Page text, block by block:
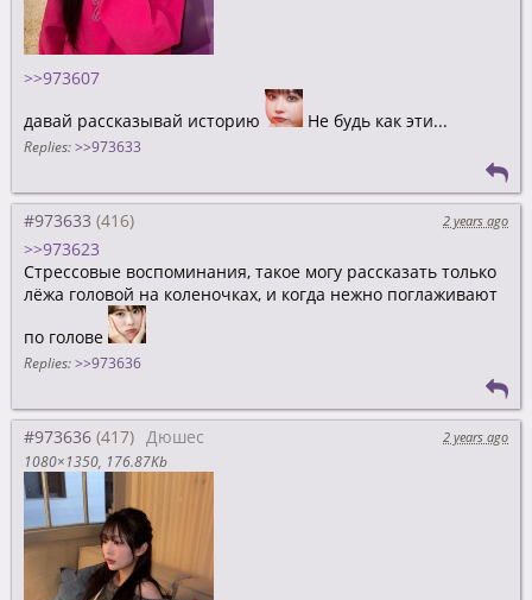
>>973607
давай рассказывай историю
Не будь как эти...
Replies: >>973633
#973633 2 years ago
>>973623
Стрессовые воспоминания, такое могу рассказать только
лёжа головой на коленочках, и когда нежно поглаживают
по голове
Replies: >>973636
#973636 Дюшес
2 years ago
1080×1350 176.87Kb